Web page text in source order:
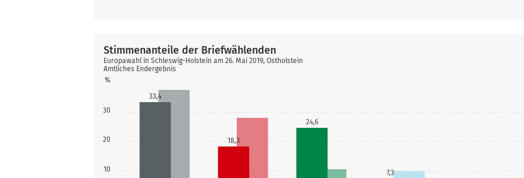
10
20
30
%
33,4
18,3
24,6
7,3
Stimmenanteile der Briefwählenden
Europawahl in Schleswig-Holstein am 26. Mai 2019, Ostholstein
Amtliches Endergebnis